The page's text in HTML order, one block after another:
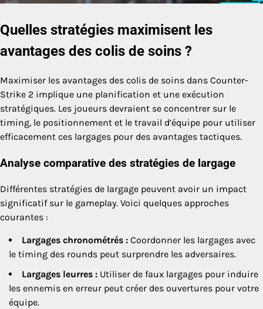
Quelles stratégies maximisent les
avantages des colis de soins ?
Maximiser les avantages des colis de soins dans Counter-
Strike 2 implique une planification et une exécution
stratégiques. Les joueurs devraient se concentrer sur le
timing, le positionnement et le travail d’équipe pour utiliser
efficacement ces largages pour des avantages tactiques.
Analyse comparative des stratégies de largage
Différentes stratégies de largage peuvent avoir un impact
significatif sur le gameplay. Voici quelques approches
courantes :
Largages chronométrés : Coordonner les largages avec
le timing des rounds peut surprendre les adversaires.
Largages leurres : Utiliser de faux largages pour induire
les ennemis en erreur peut créer des ouvertures pour votre
équipe.